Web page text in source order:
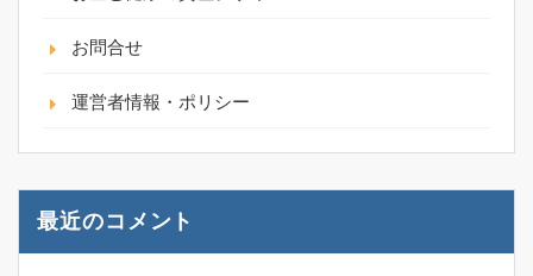
お問合せ
運営者情報・ポリシー
最近のコメント